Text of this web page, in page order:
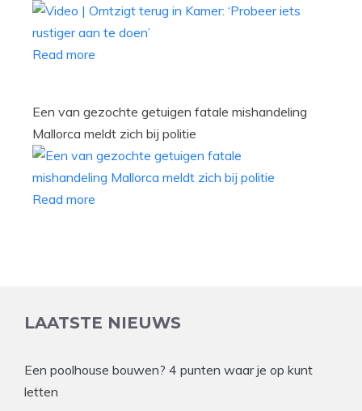
Read more
Een van gezochte getuigen fatale mishandeling
Mallorca meldt zich bij politie
Read more
LAATSTE NIEUWS
Een poolhouse bouwen? 4 punten waar je op kunt
letten